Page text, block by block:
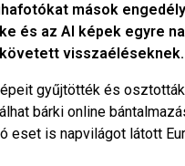
mások
és az AI képek egyre
visszaéléseknek.
gyűjtötték és
bárki online
eset is napvilágot látott